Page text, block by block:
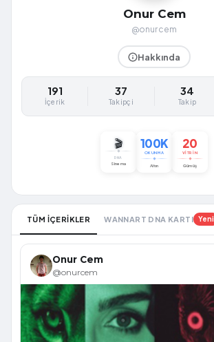
Onur Cem
@onurcem
Hakkında
191
İçerik
37
Takipçi
34
Takip
🎬
DNA
Sinema
100K
OKUNMA
Altın
20
VITRIN
Gümüş
TÜM İÇERİKLER WANNART DNA KARTI Yeni
Onur Cem
@onurcem